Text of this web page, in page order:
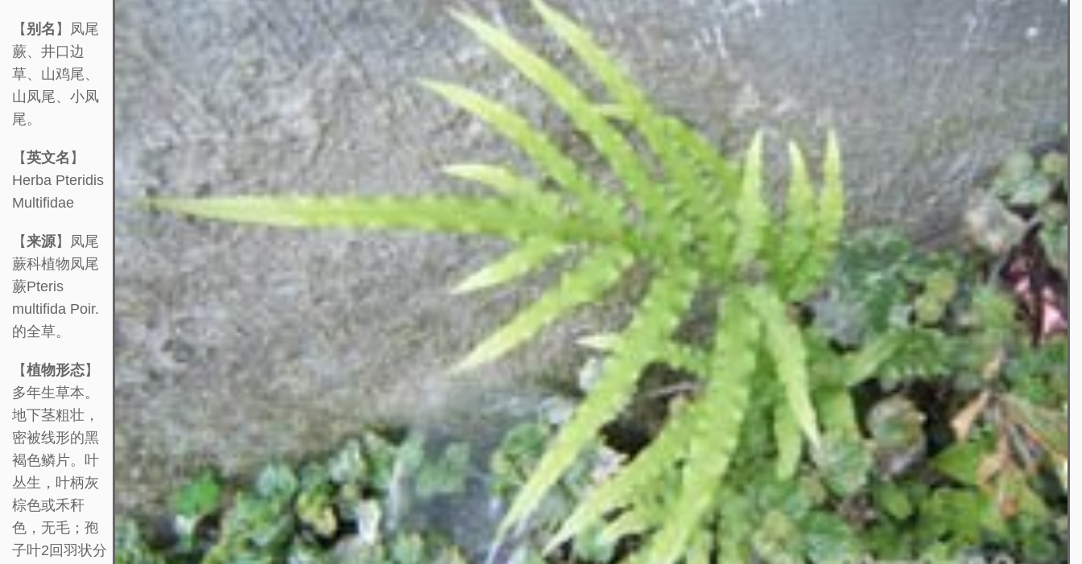
【 别名 】凤尾
蕨、井口边
草、山鸡尾、
山凤尾、小凤
尾。
【英文名 】
Herba Pteridis
Multifidae
【来源】凤尾
蕨科植物凤尾
蕨Pteris
multifida Poir.
的全草。
【植物形态】
多年生草本。
地下茎粗壮，
密被线形的黑
褐色鳞片。叶
丛生，叶柄灰
棕色或禾秆
色，无毛；孢
子叶2回羽状分